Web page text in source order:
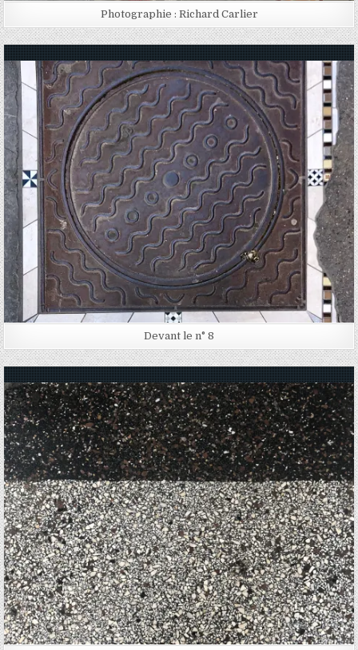
Photographie : Richard Carlier
Posted in
Devant le n° 8
Posted in